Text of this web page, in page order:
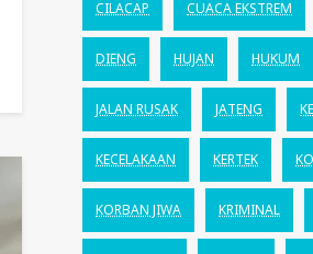
CILACAP CUACA EKSTREM
DIENG HUJAN HUKUM
JALAN RUSAK JATENG
KECELAKAAN KERTEK
KORBAN JIWA KRIMINAL